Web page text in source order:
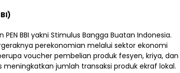
BBI yakni Stimulus Bangga Buatan Indonesia.
perekonomian melalui sektor ekonomi
voucher pembelian produk fesyen, kriya, dan
jumlah transaksi produk ekraf lokal.